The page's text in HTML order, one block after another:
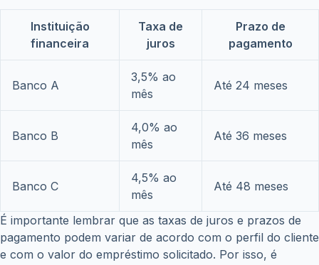
Instituição
financeira
Taxa de
juros
Prazo de
pagamento
Banco A
3,5% ao
mês
Até 24 meses
Banco B
4,0% ao
mês
Até 36 meses
Banco C
4,5% ao
mês
Até 48 meses
É importante lembrar que as taxas de juros e prazos de
pagamento podem variar de acordo com o perfil do cliente
e com o valor do empréstimo solicitado. Por isso, é